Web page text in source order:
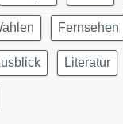
Fernsehen
Literatur